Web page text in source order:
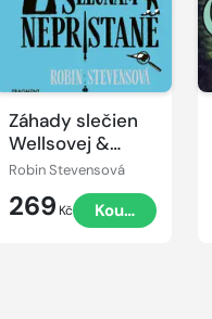
Záhady slečien
Wellsovej &
Wongovej: Zločin
nepristane
Robin Stevensová
269 Kč Koupit